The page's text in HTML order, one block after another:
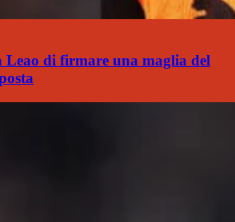
Leao di firmare una maglia del